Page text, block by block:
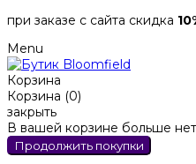
при заказе с сайта скидка
Menu
Корзина
Корзина (0)
закрыть
В вашей корзине больше
Продолжить покупки